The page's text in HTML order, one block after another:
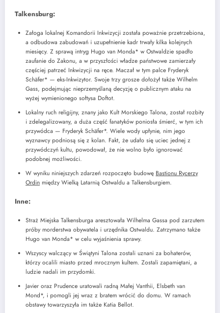
Talkensburg:
Załoga lokalnej Komandorii Inkwizycji została poważnie przetrzebiona,
a odbudowa zabudowań i uzupełnienie kadr trwały kilka kolejnych
miesięcy. Z sprawą intryg Hugo van Monda* w Ostwaldzie spadło
zaufanie do Zakonu, a w przyszłości władze państwowe zamierzały
częściej patrzeć Inkwizycji na ręce. Maczał w tym palce Fryderyk
Schäfer* — eks-Inkwizytor. Swoje trzy grosze dołożył także Wilhelm
Gass, podejmując nieprzemyślaną decyzję o publicznym ataku na
wyżej wymienionego sołtysa Doftot.
Lokalny ruch religijny, znany jako Kult Morskiego Talona, został rozbity
i zdelegalizowany, a duża część fanatyków poniosła śmierć, w tym ich
przywódca — Fryderyk Schäfer*. Wiele wody upłynie, nim jego
wyznawcy podniosą się z kolan. Fakt, że udało się uciec jednej z
przywódczyń kultu, powodował, że nie wolno było ignorować
podobnej możliwości.
W wyniku niniejszych zdarzeń rozpoczęto budowę Bastionu Rycerzy
Ordin między Wielką Latarnią Ostwaldu a Talkensburgiem.
Inne:
Straż Miejska Talkensburga aresztowała Wilhelma Gassa pod zarzutem
próby morderstwa obywatela i urzędnika Ostwaldu. Zatrzymano także
Hugo van Monda* w celu wyjaśnienia sprawy.
Wszyscy walczący w Świątyni Talona zostali uznani za bohaterów,
którzy ocalili miasto przed mrocznym kultem. Zostali zapamiętani, a
ludzie nadali im przydomki.
Javier oraz Prudence uratowali radną Małej Vanthii, Elsbeth van
Mond*, i pomogli jej wraz z bratem wrócić do domu. W ramach
obstawy towarzyszyła im także Katia Bellot.